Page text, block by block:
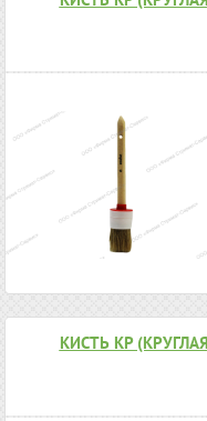
КИСТЬ КР